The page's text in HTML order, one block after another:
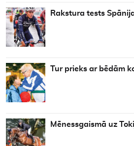
Rakstura tests
Tur prieks ar bēdām
Mēnessgaismā uz